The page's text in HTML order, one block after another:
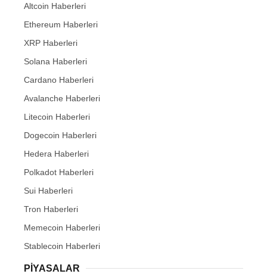
Altcoin Haberleri
Ethereum Haberleri
XRP Haberleri
Solana Haberleri
Cardano Haberleri
Avalanche Haberleri
Litecoin Haberleri
Dogecoin Haberleri
Hedera Haberleri
Polkadot Haberleri
Sui Haberleri
Tron Haberleri
Memecoin Haberleri
Stablecoin Haberleri
PIYASALAR